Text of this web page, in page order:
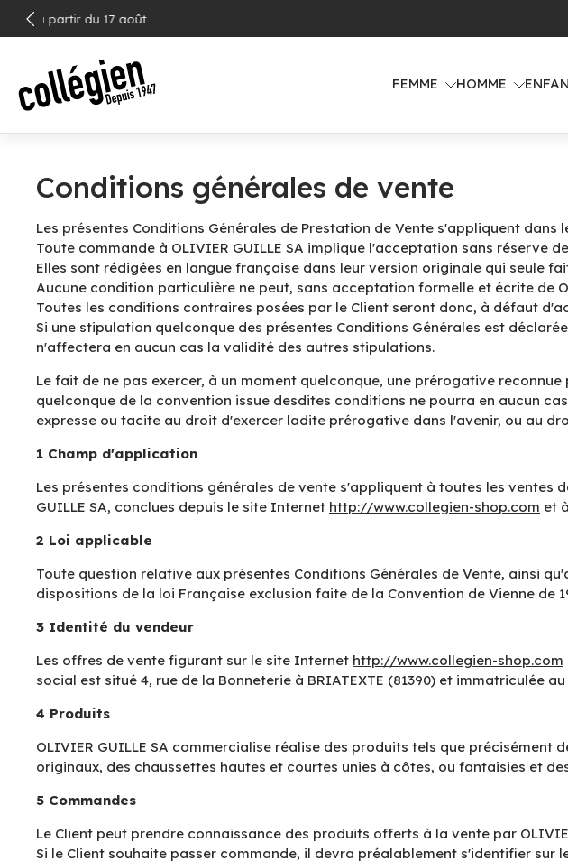
ALLER
AU
Livraison offerte dès 100€ d'achat
FEMME HOMME
Conditions générales de vente
Les présentes Conditions Générales de Prestation de Vente s'appliquent
Toute commande à OLIVIER GUILLE SA implique l'acceptation sans réserve
Elles sont rédigées en langue française dans leur version originale qui seule
Aucune condition particulière ne peut, sans acceptation formelle et écrite de
Toutes les conditions contraires posées par le Client seront donc, à défaut
Si une stipulation quelconque des présentes Conditions Générales est
n'affectera en aucun cas la validité des autres stipulations.
Le fait de ne pas exercer, à un moment quelconque, une prérogative
quelconque de la convention issue desdites conditions ne pourra en aucun
expresse ou tacite au droit d'exercer ladite prérogative dans l'avenir, ou au
1 Champ d'application
Les présentes conditions générales de vente s'appliquent à toutes les
GUILLE SA, conclues depuis le site Internet http://www.collegien-shop.com et
2 Loi applicable
Toute question relative aux présentes Conditions Générales de Vente, ainsi
dispositions de la loi Française exclusion faite de la Convention de Vienne de
3 Identité du vendeur
Les offres de vente figurant sur le site Internet http://www.collegien-shop.com
social est situé 4, rue de la Bonneterie à BRIATEXTE (81390) et immatriculée
4 Produits
OLIVIER GUILLE SA commercialise réalise des produits tels que précisément
originaux, des chaussettes hautes et courtes unies à côtes, ou fantaisies et
5 Commandes
Le Client peut prendre connaissance des produits offerts à la vente par
Si le Client souhaite passer commande, il devra préalablement s'identifier sur